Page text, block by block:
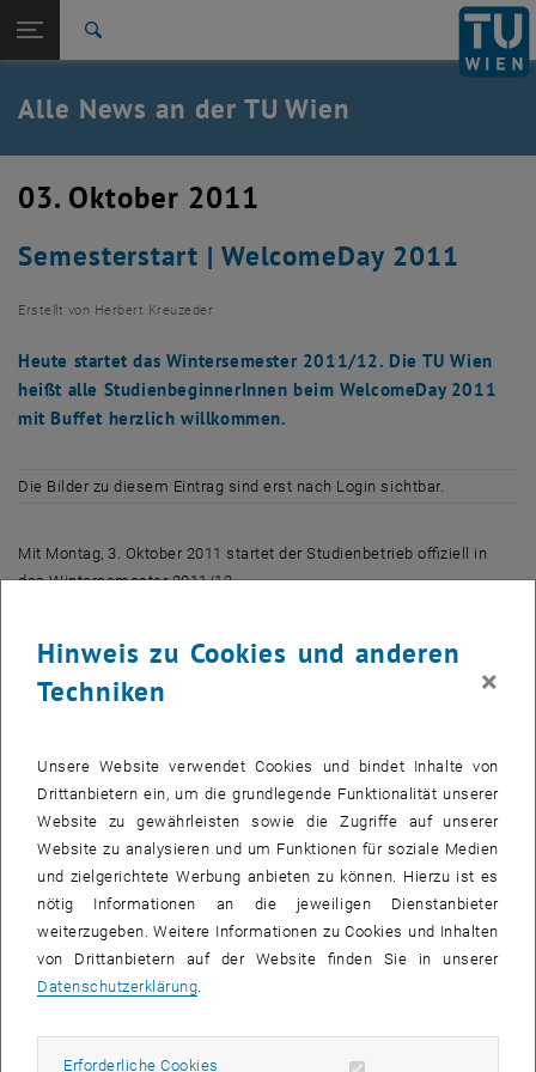
TU Login
Quicklinks
Quicklinks-Menü umschalten
Studium
Karriere
Zurück: Subseiten von TU Wien Startseite auflisten
Zurück zur letzten Ebene:
TU Wien Startseite
Übersicht
Alle News an der TU Wien
03. Oktober 2011
Semesterstart | WelcomeDay 2011
Erstellt von Herbert Kreuzeder
Heute startet das Wintersemester 2011/12. Die TU Wien
heißt alle StudienbeginnerInnen beim WelcomeDay 2011
mit Buffet herzlich willkommen.
Die Bilder zu diesem Eintrag sind erst nach Login sichtbar.
Mit Montag, 3. Oktober 2011 startet der Studienbetrieb offiziell in
das Wintersemester 2011/12.
Infos zum Studienstart präsentiert werden. In den anschließenden
Tutorien, abgehalten von den Studienrichtungsvertretungen, erfahren
Ergänzend zu den spezifischen Veranstaltungen, findet die offizielle
Begrüßung aller StudienbeginnerInnen im Rahmen des Welcome
Day 2011 statt.
Der <link http: www.zid.tuwien.ac.at _blank link_extern>Zentrale
Informatikdienst (ZID ) wird die wichtigsten Tools und Funktionen
von <link https: tiss.tuwien.ac.at _blank link_extern>TISS (TU Wien
Informations-Systeme & Services) erklären, die <link http:
www.htu.at _blank link_extern>HTU (
Hinweis zu Cookies und anderen
Techniken
×
Unsere Website verwendet Cookies und bindet Inhalte von
Drittanbietern ein, um die grundlegende Funktionalität unserer
Website zu gewährleisten sowie die Zugriffe auf unserer
Website zu analysieren und um Funktionen für soziale Medien
und zielgerichtete Werbung anbieten zu können. Hierzu ist es
nötig Informationen an die jeweiligen Dienstanbieter
weiterzugeben. Weitere Informationen zu Cookies und Inhalten
von Drittanbietern auf der Website finden Sie in unserer
Datenschutzerklärung
Erforderliche Cookies Erforderliche Cookies zulassen